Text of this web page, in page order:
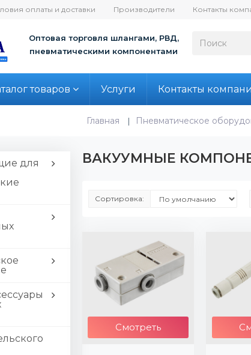
оплаты и доставки Производители Контакты
Оптовая торговля шлангами, РВД,
пневматическими компонентами
товаров Услуги Контакты
Главная Пневматическое
для
ВАКУУМНЫЕ
Сортировка:
Смотреть